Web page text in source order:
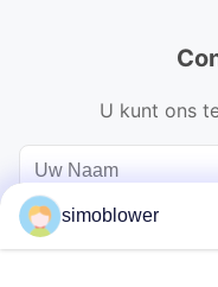
U kunt ons
simoblower